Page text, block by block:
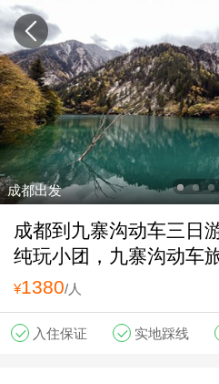
成都出发
成都到九寨沟动车三日
纯玩小团，九寨沟动车
¥1380/人
入住保证 实地踩线